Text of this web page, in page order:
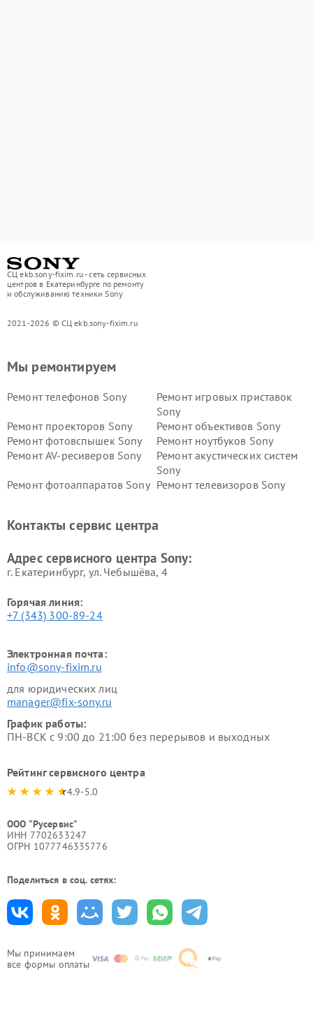
СЦ ekb.sony-fixim.ru - сеть сервисных
центров в Екатеринбурге по ремонту
и обслуживанию техники Sony
2021-2026 © СЦ ekb.sony-fixim.ru
Мы принимаем
все формы оплаты
Мы ремонтируем
Ремонт телефонов Sony
Ремонт игровых приставок
Sony
Ремонт проекторов Sony
Ремонт объективов Sony
Ремонт фотовспышек Sony
Ремонт ноутбуков Sony
Ремонт AV-ресиверов Sony
Ремонт акустических систем
Sony
Ремонт фотоаппаратов Sony Ремонт телевизоров Sony
Контакты сервис центра
Адрес сервисного центра Sony:
г. Екатеринбург, ул. Чебышёва, 4
Горячая линия:
+7 (343) 300-89-24
Электронная почта:
info@sony-fixim.ru
для юридических лиц
manager@fix-sony.ru
График работы:
ПН-ВСК с 9:00 до 21:00 без перерывов и выходных
Рейтинг сервисного центра
4.9-5.0
ООО "Русервис"
ИНН 7702633247
ОГРН 1077746335776
Поделиться в соц. сетях: